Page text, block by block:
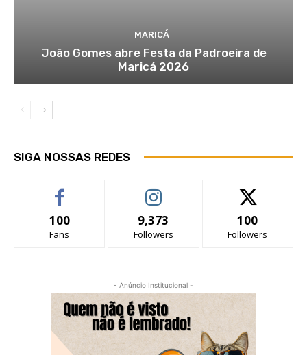
MARICÁ
João Gomes abre Festa da Padroeira de
Maricá 2026
SIGA NOSSAS REDES
100
Fans
9,373
Followers
100
Followers
- Anúncio Institucional -